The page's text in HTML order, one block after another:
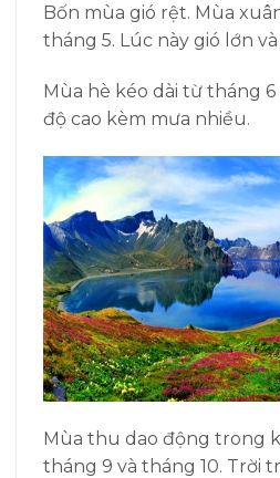
Bốn mùa gió rệt. Mùa
tháng 5. Lúc này gió lớn
Mùa hè kéo dài từ tháng
độ cao kèm mưa nhiều.
Mùa thu dao động trong
tháng 9 và tháng 10. Trời